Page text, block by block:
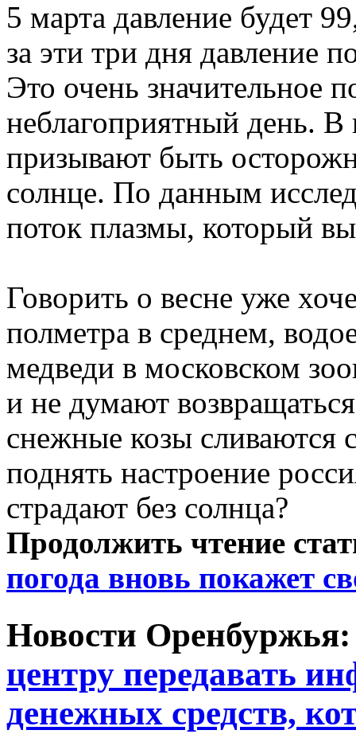
5 марта давление будет
за эти три дня давление
Это очень значительное
неблагоприятный день. В
призывают быть
солнце. По данным
поток плазмы, который
Говорить о весне уже
полметра в среднем,
медведи в московском
и не думают
снежные козы сливаются
поднять настроение
страдают без солнца?
Продолжить чтение
погода вновь покажет
Новости
центру передавать
денежных средств,